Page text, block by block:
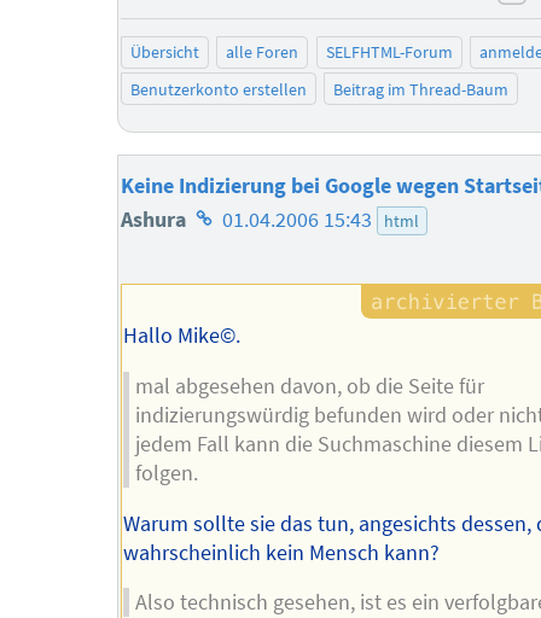
Übersicht alle Foren SELFHTML-Forum
Benutzerkonto erstellen
Beitrag im Thread-Baum
Keine Indizierung bei Google wegen
Ashura Homepage
Autors
01.04.2006 15:43 html
Hallo Mike©.
mal abgesehen davon, ob die Seite für
indizierungswürdig befunden wird oder
jedem Fall kann die Suchmaschine diesem
folgen.
Warum sollte sie das tun, angesichts dessen,
wahrscheinlich kein Mensch kann?
Also technisch gesehen, ist es ein